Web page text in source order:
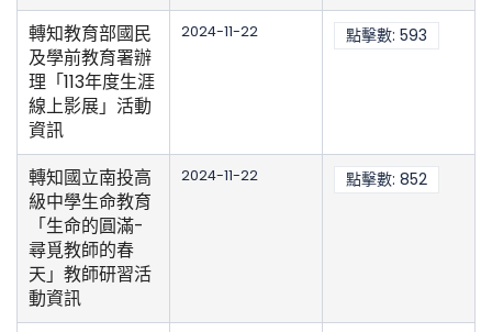
轉知教育部國民
及學前教育署辦
理「113年度生涯
線上影展」活動
資訊
2024-11-22 點擊數: 593
轉知國立南投高
級中學生命教育
「生命的圓滿-
尋覓教師的春
天」教師研習活
動資訊
2024-11-22 點擊數: 852